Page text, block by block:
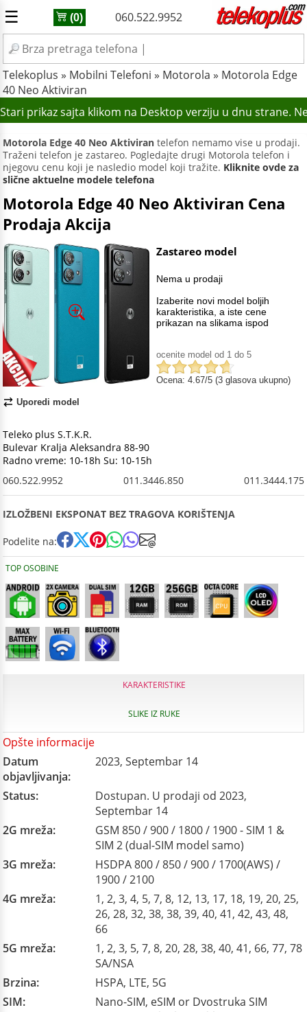
☰ (0) 060.522.9952
Telekoplus » Mobilni Telefoni » Motorola » Motorola Edge
40 Neo Aktiviran
prikaz sajta klikom na Desktop verziju u dnu strane.
Motorola Edge 40 Neo Aktiviran telefon nemamo vise u prodaji.
Traženi telefon je zastareo. Pogledajte drugi Motorola telefon i
njegovu cenu koji je nasledio model koji tražite. Kliknite ovde za
slične aktuelne modele telefona
Motorola Edge 40 Neo Aktiviran Cena
Prodaja Akcija
Uporedi model
Zastareo model
Nema u prodaji
Izaberite novi model boljih
karakteristika, a iste cene
prikazan na slikama ispod
ocenite model od 1 do 5
Ocena: 4.67/5 (3 glasova ukupno)
Teleko plus S.T.K.R.
Bulevar Kralja Aleksandra 88-90
Radno vreme: 10-18h Su: 10-15h
060.522.9952
011.3446.850 011.3444.175
IZLOŽBENI EKSPONAT BEZ TRAGOVA KORIŠTENJA
Podelite na:
TOP OSOBINE
KARAKTERISTIKE
SLIKE IZ RUKE
Opšte informacije
Datum
objavljivanja:
2023, Septembar 14
Status:
Dostupan. U prodaji od 2023,
Septembar 14
2G mreža:
GSM 850 / 900 / 1800 / 1900 - SIM 1 &
SIM 2 (dual-SIM model samo)
3G mreža:
HSDPA 800 / 850 / 900 / 1700(AWS) /
1900 / 2100
4G mreža:
1, 2, 3, 4, 5, 7, 8, 12, 13, 17, 18, 19, 20, 25,
26, 28, 32, 38, 38, 39, 40, 41, 42, 43, 48,
66
5G mreža:
1, 2, 3, 5, 7, 8, 20, 28, 38, 40, 41, 66, 77, 78
SA/NSA
Brzina:
HSPA, LTE, 5G
SIM:
Nano-SIM, eSIM or Dvostruka SIM